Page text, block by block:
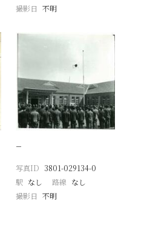
撮影日 不明
−
写真ID 3801-029134-0
駅 なし 路線 なし
撮影日 不明